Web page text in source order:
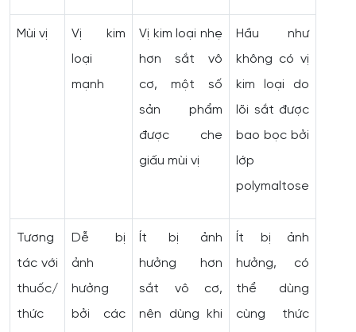
Mùi vị
Vị kim
loại
mạnh
Vị kim loại nhẹ
hơn sắt vô
cơ, một số
sản phẩm
được che
giấu mùi vị
Hầu như
không có vị
kim loại do
lõi sắt được
bao bọc bởi
lớp
polymaltose
Tương
tác với
thuốc/
thức
Dễ bị
ảnh
hưởng
bởi các
Ít bị ảnh
hưởng hơn
sắt vô cơ,
nên dùng khi
Ít bị ảnh
hưởng, có
thể dùng
cùng thức